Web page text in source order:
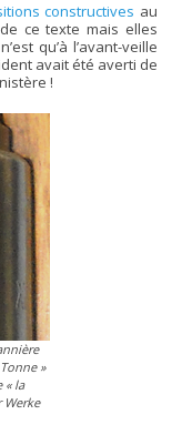
constructives au
ce texte mais elles
qu’à l’avant-veille
avait été averti de
!
»
« la
Werke